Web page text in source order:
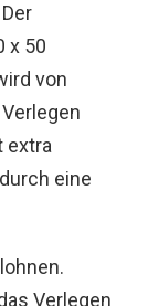
x 50
von
extra
eine
Verlegen